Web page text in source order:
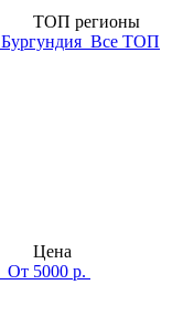
ТОП регионы
Бургундия Все ТОП
Цена
От 5000 р.